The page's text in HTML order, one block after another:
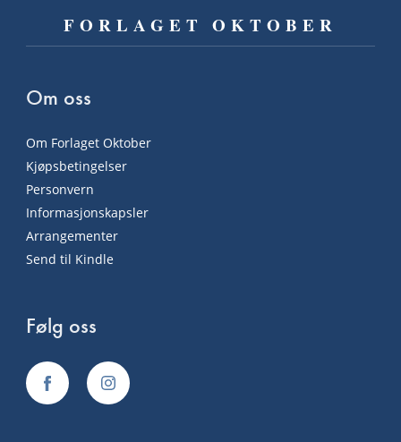
FORLAGET OKTOBER
Om oss
Om Forlaget Oktober
Kjøpsbetingelser
Personvern
Informasjonskapsler
Arrangementer
Send til Kindle
Følg oss